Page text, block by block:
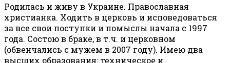
Родилась и живу в Украине. Православная
христианка. Ходить в церковь и исповедоваться
за все свои поступки и помыслы начала с 1997
года. Состою в браке, в т.ч. и церковном
(обвенчались с мужем в 2007 году). Имею два
высших образования: техническое и